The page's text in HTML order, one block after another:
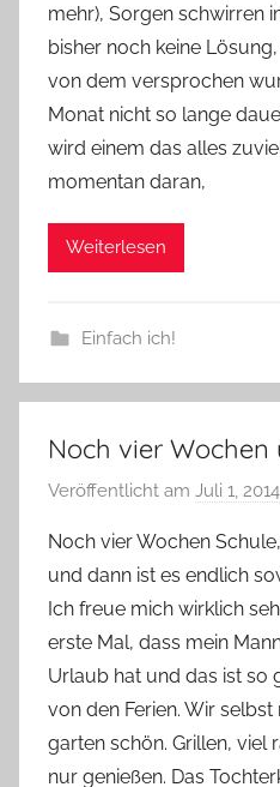
mehr), Sorgen schwirren
bisher noch keine
von dem versprochen
Monat nicht so lange
wird einem das alles
momentan daran,
Weiterlesen
Einfach ich!
Noch vier Wochen
Veröffentlicht am Juli 1, 2014
Noch vier Wochen
und dann ist es endlich
Ich freue mich wirklich
erste Mal, dass mein
Urlaub hat und das ist so
von den Ferien. Wir
garten schön. Grillen, viel
nur genießen. Das